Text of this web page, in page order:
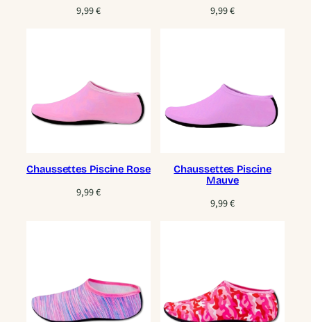
9,99€ 9,99€
Chaussettes Piscine Rose
9,99€
Chaussettes Piscine
Mauve
9,99€